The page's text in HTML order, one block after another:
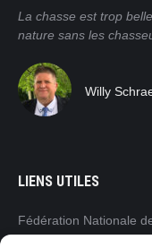
La chasse est trop
nature sans les
Willy
LIENS UTILES
Fédération Nationale